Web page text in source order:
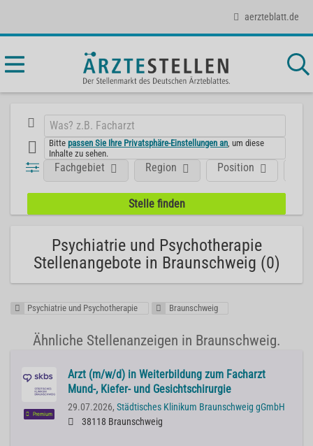
aerzteblatt.de
Bittepassen Sie Ihre Privatsphäre-Einstellungen an , um diese
Inhalte zu sehen.
Position
Fachgebiet Region
Psychiatrie und Psychotherapie
Stellenangebote in Braunschweig (0)
Psychiatrie und Psychotherapie Braunschweig
Ähnliche Stellenanzeigen in Braunschweig.
Premium
Arzt (m/w/d) in Weiterbildung zum Facharzt
Mund-, Kiefer- und Gesichtschirurgie
29.07.2026, Städtisches Klinikum Braunschweig gGmbH
38118 Braunschweig